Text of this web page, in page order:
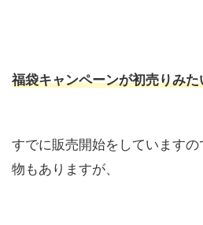
福袋キャンペーンが初売りみ
すでに販売開始をしています
物もありますが、